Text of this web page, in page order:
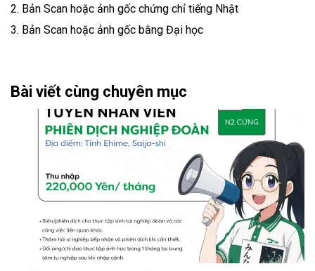
2. Bản Scan hoặc ảnh gốc chứng chỉ tiếng Nhật
3. Bản Scan hoặc ảnh gốc bằng Đại học
Bài viết cùng chuyên mục